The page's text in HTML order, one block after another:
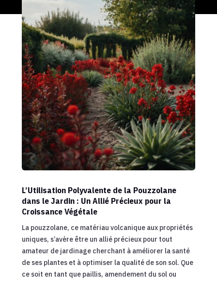
L’Utilisation Polyvalente de la Pouzzolane
dans le Jardin : Un Allié Précieux pour la
Croissance Végétale
La pouzzolane, ce matériau volcanique aux propriétés
uniques, s’avère être un allié précieux pour tout
amateur de jardinage cherchant à améliorer la santé
de ses plantes et à optimiser la qualité de son sol. Que
ce soit en tant que paillis, amendement du sol ou